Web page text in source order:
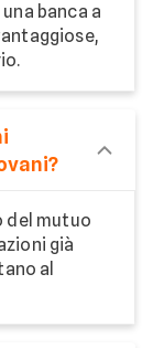
banca a
del mutuo
già
al